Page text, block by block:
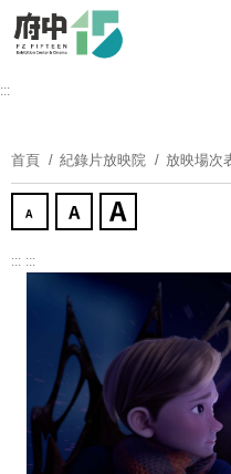
要
塊
:::
首頁 紀錄片放映院 放映場次
::: :::